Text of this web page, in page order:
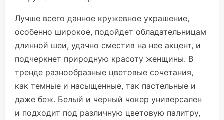
Лучше всего данное кружевное украшение,
особенно широкое, подойдет обладательницам
длинной шеи, удачно сместив на нее акцент, и
подчеркнет природную красоту женщины. В
тренде разнообразные цветовые сочетания,
как темные и насыщенные, так пастельные и
даже беж. Белый и черный чокер универсален
и подходит под различную цветовую палитру,